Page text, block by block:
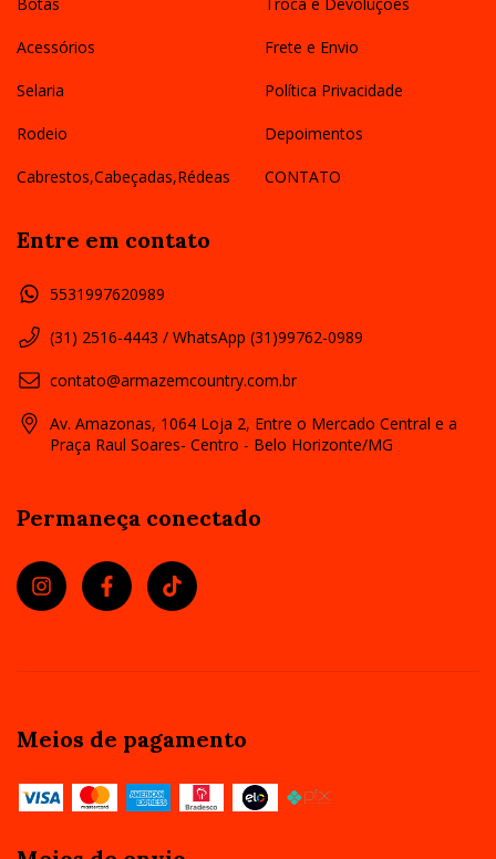
Botas
Acessórios
Selaria
Rodeio
Cabrestos,Cabeçadas,Rédeas
Troca e Devoluções
Frete e Envio
Política Privacidade
Depoimentos
CONTATO
Entre em contato
5531997620989
(31) 2516-4443 / WhatsApp (31)99762-0989
contato@armazemcountry.com.br
Av. Amazonas, 1064 Loja 2, Entre o Mercado Central e a
Praça Raul Soares- Centro - Belo Horizonte/MG
Permaneça conectado
Meios de pagamento